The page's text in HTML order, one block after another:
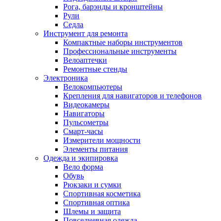
Рога, барэнды и кронштейны
Рули
Седла
Инструмент для ремонта
Компактные наборы инструментов
Профессиональные инструменты
Велоаптечки
Ремонтные стенды
Электроника
Велокомпьютеры
Крепления для навигаторов и телефонов
Видеокамеры
Навигаторы
Пульсометры
Смарт-часы
Измерители мощности
Элементы питания
Одежда и экипировка
Вело форма
Обувь
Рюкзаки и сумки
Спортивная косметика
Спортивная оптика
Шлемы и защита